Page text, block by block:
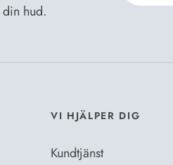
hud.
VI HJÄLPER DIG
Kundtjänst